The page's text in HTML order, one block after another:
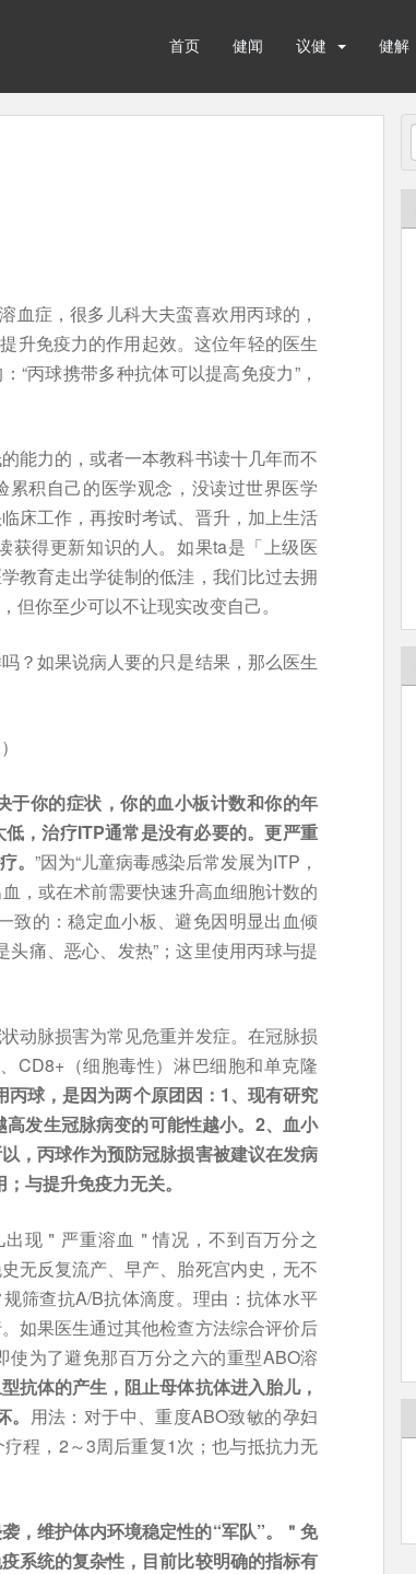
首页 健闻 议健 健解
血症，很多儿科大夫蛮喜欢用丙球的，
升免疫力的作用起效。这位年轻的医生
“丙球携带多种抗体可以提高免疫力”，
能力的，或者一本教科书读十几年而不
积自己的医学观念，没读过世界医学
床工作，再按时考试、晋升，加上生活
获得更新知识的人。如果ta是「上级医
教育走出学徒制的低洼，我们比过去拥
你至少可以不让现实改变自己。
？如果说病人要的只是结果，那么医生
于你的症状，你的血小板计数和你的年
，治疗ITP通常是没有必要的。更严重
。 ”因为“儿童病毒感染后常发展为ITP，
，或在术前需要快速升高血细胞计数的
致的：稳定血小板、避免因明显出血倾
痛、恶心、发热”；这里使用丙球与提
动脉损害为常见危重并发症。在冠脉损
CD8+（细胞毒性）淋巴细胞和单克隆
丙球，是因为两个原团因：1、现有研究
发生冠脉病变的可能性越小。2、血小
，丙球作为预防冠脉损害被建议在发病
与提升免疫力无关。
现＂严重溶血＂情况，不到百万分之
无反复流产、早产、胎死宫内史，无不
筛查抗A/B抗体滴度。理由：抗体水平
如果医生通过其他检查方法综合评价后
为了避免那百万分之六的重型ABO溶
抗体的产生，阻止母体抗体进入胎儿，
用法：对于中、重度ABO致敏的孕妇
程，2～3周后重复1次；也与抵抗力无
，维护体内环境稳定性的“军队”。＂免
系统的复杂性，目前比较明确的指标有